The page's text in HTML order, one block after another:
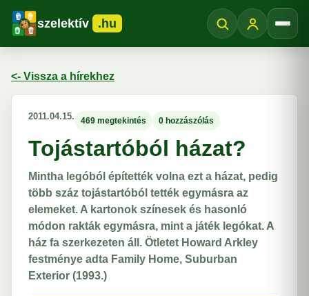
szelektív .hu
<- Vissza a hírekhez
2011.04.15. 469 megtekintés 0 hozzászólás
Tojástartóból házat?
Mintha legóból építették volna ezt a házat, pedig
több száz tojástartóból tették egymásra az
elemeket. A kartonok színesek és hasonló
módon rakták egymásra, mint a játék legókat. A
ház fa szerkezeten áll. Ötletet Howard Arkley
festménye adta Family Home, Suburban
Exterior (1993.)